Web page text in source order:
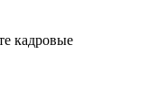
кадровые